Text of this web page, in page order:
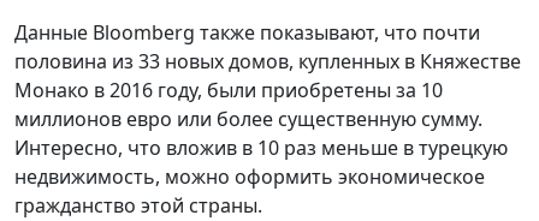
Данные Bloomberg также показывают, что почти
половина из 33 новых домов, купленных в Княжестве
Монако в 2016 году, были приобретены за 10
миллионов евро или более существенную сумму.
Интересно, что вложив в 10 раз меньше в турецкую
недвижимость, можно оформить экономическое
гражданство этой страны.